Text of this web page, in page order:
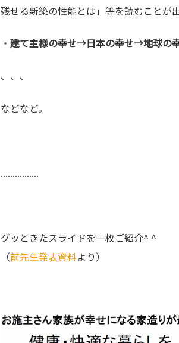
残せる新築の性能とは」等を読むことが出
・ 建て主様の幸せ→日本の幸せ→地球の幸
、、、
などなど。
................
グッときたスライドを一枚ご紹介^ ^
（前先生発表資料より）